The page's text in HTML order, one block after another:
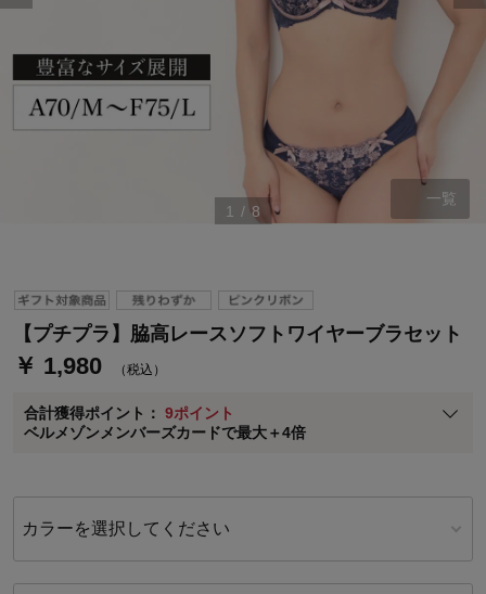
1 / 8
一覧
【プチプラ】脇高レースソフトワイヤーブラセット
￥ 1,980 （税込）
合計獲得ポイント： 9ポイント
ベルメゾンメンバーズカードで最大＋4倍
ステージが上がれば送料無料・返品引取無料！
さらにポイント還元最大16倍！
ベルメゾン・ポイントについて
通常商品送料無料 返品引取無料（JCBのみ）
即時入会なら更に500円OFFクーポンプレゼント
※メンバーズカードの加算ポイントはステージ倍率適用前の基本ポイント
に対して適用されます。
カラーを選択してください